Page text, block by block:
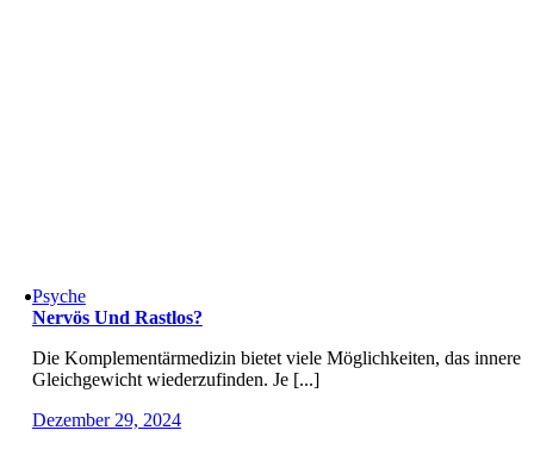
Psyche
Nervös Und Rastlos?
Die Komplementärmedizin bietet viele Möglichkeiten, das innere
Gleichgewicht wiederzufinden. Je [...]
Dezember 29, 2024